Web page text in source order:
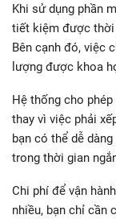
Khi sử dụng phần
tiết kiệm được thời
Bên cạnh đó, việc
lượng được khoa
Hệ thống cho
thay vì việc phải
bạn có thể dễ
trong thời gian
Chi phí để vận
nhiều, bạn chỉ cần